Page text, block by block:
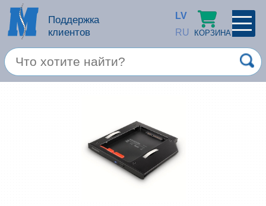
Поддержка
клиентов
LV
RU
КОРЗИНА
Продукция apple
Компьютерная техника